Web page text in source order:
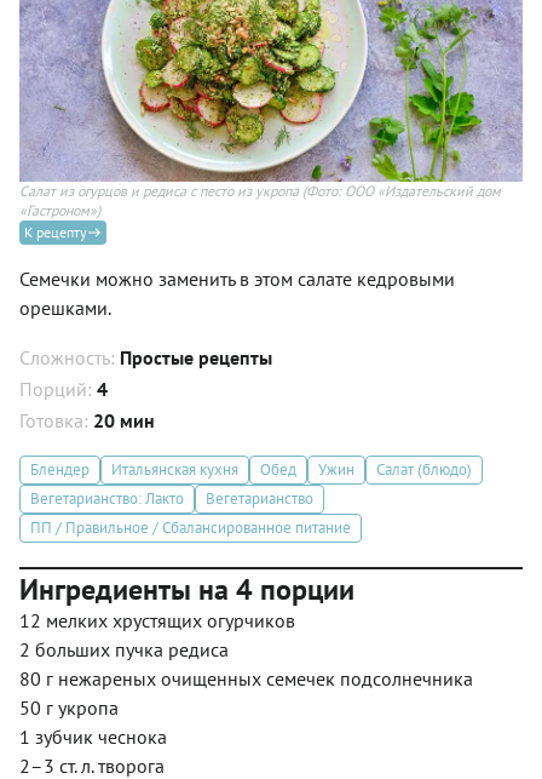
Салат из огурцов и редиса с песто из укропа (Фото: ООО «Издательский дом
«Гастроном»)
К рецепту
Семечки можно заменить в этом салате кедровыми
орешками.
Сложность: Простые рецепты
Порций: 4
Готовка: 20 мин
Блендер Итальянская кухня Обед Ужин
Салат (блюдо)
Вегетарианство: Лакто
Вегетарианство
ПП / Правильное / Сбалансированное питание
Ингредиенты на 4 порции
12 мелких хрустящих огурчиков
2 больших пучка редиса
80 г нежареных очищенных семечек подсолнечника
50 г укропа
1 зубчик чеснока
2–3 ст. л. творога